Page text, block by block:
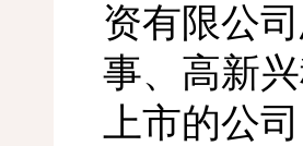
资有限公
事、高新
上市的公